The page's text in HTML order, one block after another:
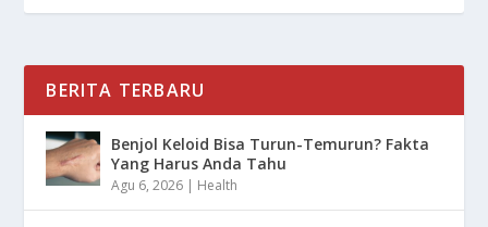
BERITA TERBARU
Benjol Keloid Bisa Turun-Temurun? Fakta
Yang Harus Anda Tahu
Agu 6, 2026 | Health